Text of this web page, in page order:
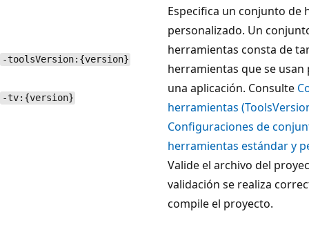
-toolsVersion:{version}
-tv:{version}
Especifica un conjunto de
personalizado. Un
herramientas consta de
herramientas que se
una aplicación. Consulte
herramientas
Configuraciones de
herramientas estándar y
Valide el archivo del
validación se realiza
compile el proyecto.